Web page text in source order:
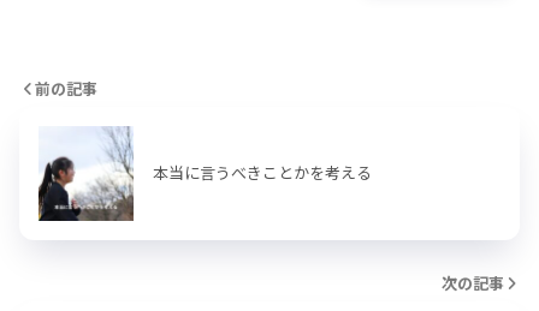
前の記事
本当に言うべきことかを考える
次の記事